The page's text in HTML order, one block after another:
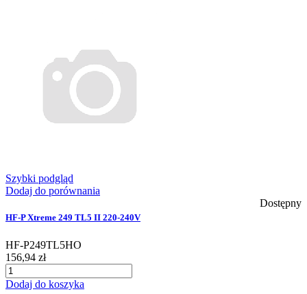
Szybki podgląd
Dodaj do porównania
Dostępny
HF-P Xtreme 249 TL5 II 220-240V
HF-P249TL5HO
156,94 zł
Dodaj do koszyka